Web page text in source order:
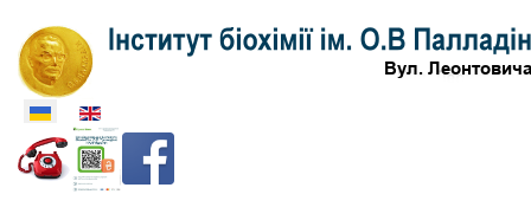
Оберіть свою мову